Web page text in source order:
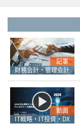
記事
財務会計・管理会計
動画
IT戦略・IT投資・DX